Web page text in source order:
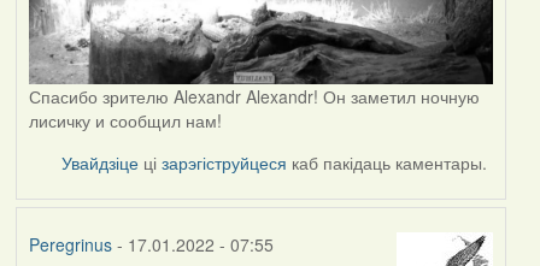
Спасибо зрителю Alexandr Alexandr! Он заметил ночную
лисичку и сообщил нам!
Увайдзіце цізарэгіструйцеся каб пакідаць каментары.
Peregrinus- 17.01.2022 - 07:55